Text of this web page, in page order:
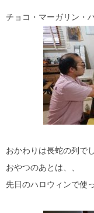
チョコ・マーガリン・
おかわりは長蛇の列で
おやつのあとは、、
先日のハロウィンで使